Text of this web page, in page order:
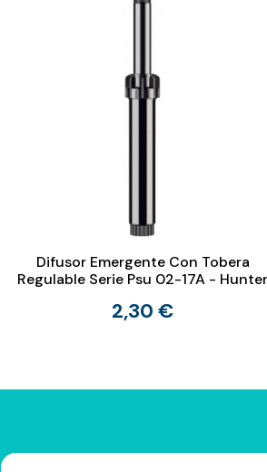
Difusor Emergente Con Tobera
Regulable Serie Psu 02-17A - Hunter
2,30 €